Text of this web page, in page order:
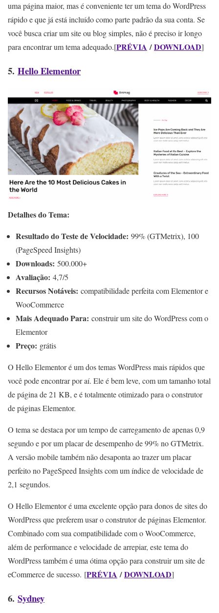
uma página maior, mas é conveniente ter um tema do WordPress
rápido e que já está incluído como parte padrão da sua conta. Se
você busca criar um site ou blog simples, não é preciso ir longo
para encontrar um tema adequado.[PRÉVIA /DOWNLOAD]
5. Hello Elementor
Detalhes do Tema:
Resultado do Teste de Velocidade: 99% (GTMetrix), 100
(PageSpeed Insights)
Downloads: 500.000+
Avaliação: 4,7/5
Recursos Notáveis: compatibilidade perfeita com Elementor e
WooCommerce
Mais Adequado Para: construir um site do WordPress com o
Elementor
Preço: grátis
O Hello Elementor é um dos temas WordPress mais rápidos que
você pode encontrar por aí. Ele é bem leve, com um tamanho total
de página de 21 KB, e é totalmente otimizado para o construtor
de páginas Elementor.
O tema se destaca por um tempo de carregamento de apenas 0,9
segundo e por um placar de desempenho de 99% no GTMetrix.
A versão mobile também não desaponta ao trazer um placar
perfeito no PageSpeed Insights com um índice de velocidade de
2,1 segundos.
O Hello Elementor é uma excelente opção para donos de sites do
WordPress que preferem usar o construtor de páginas Elementor.
Combinado com sua compatibilidade com o WooCommerce,
além de performance e velocidade de arrepiar, este tema do
WordPress também é uma ótima opção para construir um site de
eCommerce de sucesso. [PRÉVIA /DOWNLOAD]
6. Sydney